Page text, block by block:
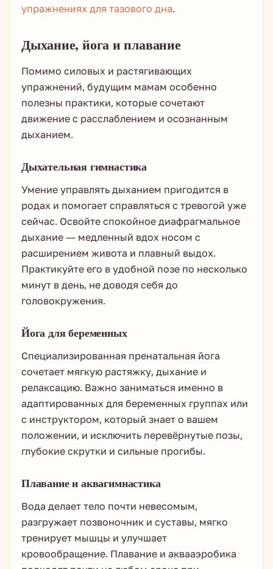
упражнениях для тазового дна.
Дыхание, йога и плавание
Помимо силовых и растягивающих
упражнений, будущим мамам особенно
полезны практики, которые сочетают
движение с расслаблением и осознанным
дыханием.
Дыхательная гимнастика
Умение управлять дыханием пригодится в
родах и помогает справляться с тревогой уже
сейчас. Освойте спокойное диафрагмальное
дыхание — медленный вдох носом с
расширением живота и плавный выдох.
Практикуйте его в удобной позе по несколько
минут в день, не доводя себя до
головокружения.
Йога для беременных
Специализированная пренатальная йога
сочетает мягкую растяжку, дыхание и
релаксацию. Важно заниматься именно в
адаптированных для беременных группах или
с инструктором, который знает о вашем
положении, и исключить перевёрнутые позы,
глубокие скрутки и сильные прогибы.
Плавание и аквагимнастика
Вода делает тело почти невесомым,
разгружает позвоночник и суставы, мягко
тренирует мышцы и улучшает
кровообращение. Плавание и аквааэробика